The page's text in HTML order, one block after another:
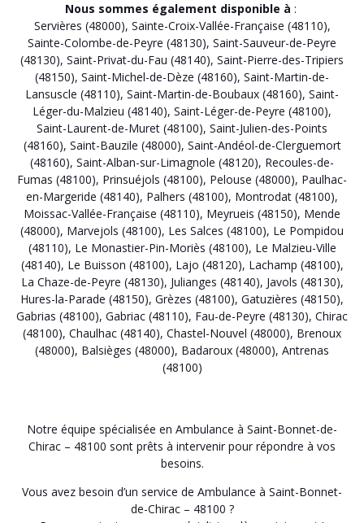
Nous sommes également disponible à :
Servières (48000), Sainte-Croix-Vallée-Française (48110),
Sainte-Colombe-de-Peyre (48130), Saint-Sauveur-de-Peyre
(48130), Saint-Privat-du-Fau (48140), Saint-Pierre-des-Tripiers
(48150), Saint-Michel-de-Dèze (48160), Saint-Martin-de-
Lansuscle (48110), Saint-Martin-de-Boubaux (48160), Saint-
Léger-du-Malzieu (48140), Saint-Léger-de-Peyre (48100),
Saint-Laurent-de-Muret (48100), Saint-Julien-des-Points
(48160), Saint-Bauzile (48000), Saint-Andéol-de-Clerguemort
(48160), Saint-Alban-sur-Limagnole (48120), Recoules-de-
Fumas (48100), Prinsuéjols (48100), Pelouse (48000), Paulhac-
en-Margeride (48140), Palhers (48100), Montrodat (48100),
Moissac-Vallée-Française (48110), Meyrueis (48150), Mende
(48000), Marvejols (48100), Les Salces (48100), Le Pompidou
(48110), Le Monastier-Pin-Moriès (48100), Le Malzieu-Ville
(48140), Le Buisson (48100), Lajo (48120), Lachamp (48100),
La Chaze-de-Peyre (48130), Julianges (48140), Javols (48130),
Hures-la-Parade (48150), Grèzes (48100), Gatuzières (48150),
Gabrias (48100), Gabriac (48110), Fau-de-Peyre (48130), Chirac
(48100), Chaulhac (48140), Chastel-Nouvel (48000), Brenoux
(48000), Balsièges (48000), Badaroux (48000), Antrenas
(48100)
Notre équipe spécialisée en Ambulance à Saint-Bonnet-de-
Chirac – 48100 sont prêts à intervenir pour répondre à vos
besoins.
Vous avez besoin d’un service de Ambulance à Saint-Bonnet-
de-Chirac – 48100 ?